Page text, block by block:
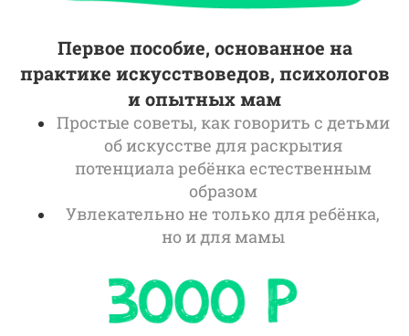
Первое пособие, основанное на
практике искусствоведов, психологов
и опытных мам
Простые советы, как говорить с детьми
об искусстве для раскрытия
потенциала ребёнка естественным
образом
Увлекательно не только для ребёнка,
но и для мамы